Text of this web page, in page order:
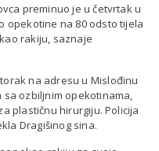
preminuo je u četvrtak u
opekotine na 80 odsto tijela
rakiju, saznaje
na adresu u Mislođinu
ozbiljnim opekotinama,
plastičnu hirurgiju. Policija
Dragišinog sina.